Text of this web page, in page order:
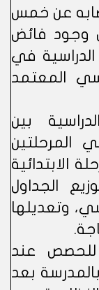
عن خمس
وجود فائض
في
المعتمد
بين
المرحلتين
الابتدائية
الجداول
وتعديلها
للحصص عند
بعد